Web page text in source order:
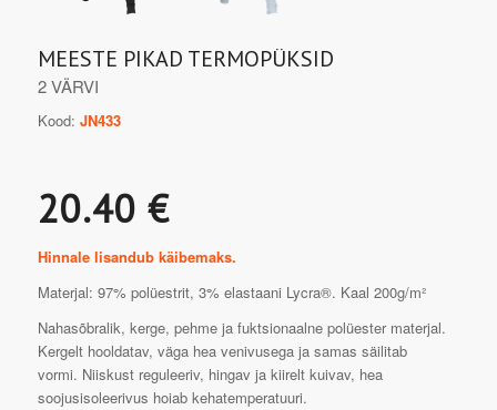
MEESTE PIKAD TERMOPÜKSID
2 VÄRVI
Kood: JN433
20.40 €
Hinnale lisandub käibemaks.
Materjal: 97% polüestrit, 3% elastaani Lycra®. Kaal 200g/m²
Nahasõbralik, kerge, pehme ja fuktsionaalne polüester materjal.
Kergelt hooldatav, väga hea venivusega ja samas säilitab
vormi. Niiskust reguleeriv, hingav ja kiirelt kuivav, hea
soojusisoleerivus hoiab kehatemperatuuri.